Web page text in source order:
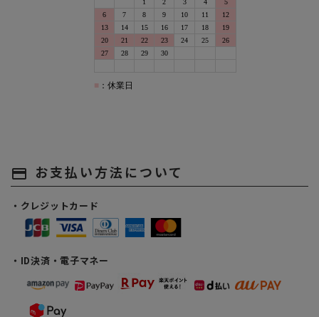
payment お支払い方法について
・クレジットカード
・ID決済・電子マネー